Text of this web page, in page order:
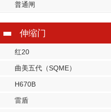
普通闸
伸缩门
红20
曲美五代（SQME）
H670B
雷盾